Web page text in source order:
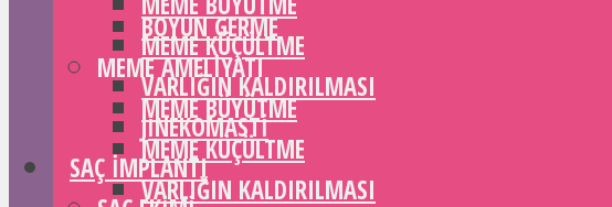
MEME KÜÇÜLTME
VARLIĞIN KALDIRILMASI
JINEKOMASTI
SAÇ IMPLANTI
BOYUN GERME
MEME AMELIYATI
MEME BÜYÜTME
MEME KÜÇÜLTME
VARLIĞIN KALDIRILMASI